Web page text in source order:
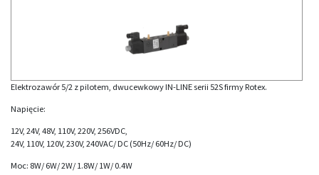
Elektrozawór 5/2 z pilotem, dwucewkowy IN-LINE serii 52S firmy Rotex.
Napięcie:
12V, 24V, 48V, 110V, 220V, 256VDC,
24V, 110V, 120V, 230V, 240VAC/ DC (50Hz/ 60Hz/ DC)
Moc: 8W/ 6W/ 2W/ 1.8W/ 1W/ 0.4W